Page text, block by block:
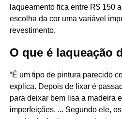
laqueamento fica entre R$ 150
escolha da cor uma variável
revestimento.
O que é laqueação
“É um tipo de pintura parecido
explica. Depois de lixar é
para deixar bem lisa a madeira
imperfeições. ... Segundo ele,